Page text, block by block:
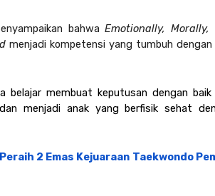
bahwa Emotionally, Morally,
menjadi kompetensi yang tumbuh dengan
belajar membuat keputusan dengan baik
menjadi anak yang berfisik sehat
2 Emas Kejuaraan Taekwondo